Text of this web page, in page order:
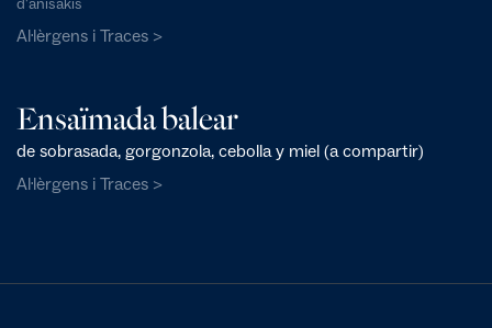
Al·lèrgens i Traces >
Ensaïmada balear
de sobrasada, gorgonzola, cebolla y miel (a compartir)
Al·lèrgens i Traces >